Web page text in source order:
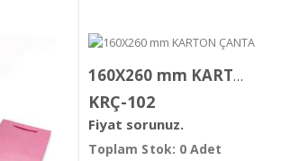
160X260 mm KARTON ÇANTA
KRÇ-102
Fiyat sorunuz.
Toplam Stok: 0 Adet